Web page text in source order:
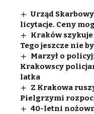
Urząd
licytacje. Ceny
Kraków
Tego jeszcze nie
Marzył o
Krakowscy
latka
Z Krakowa
Pielgrzymi
40-letni